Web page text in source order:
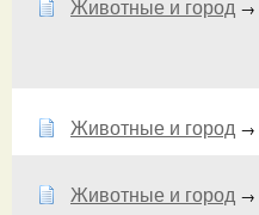
Животные и город →
Животные и город →
Животные и город →